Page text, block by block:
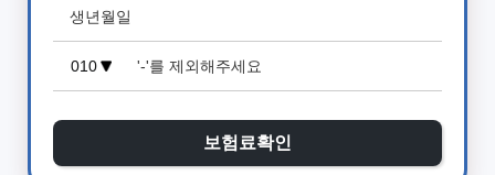
보험료확인